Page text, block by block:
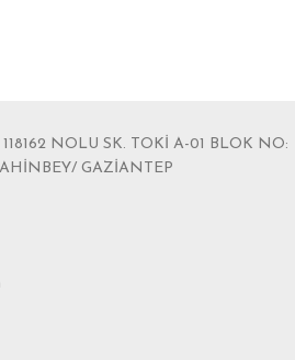
NOLU SK. TOKİ A-01 BLOK NO:
GAZİANTEP